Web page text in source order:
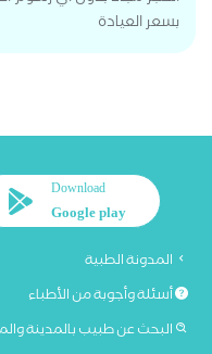
بسعر العيادة
Download
Google play
المدونة الطبية
أسئلة وأجوبة من الأطباء
البحث عن طبيب بالمدينة